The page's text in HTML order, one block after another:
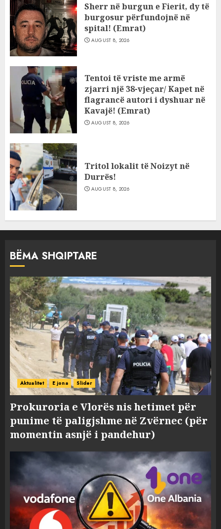
Sherr në burgun e Fierit, dy të
burgosur përfundojnë në
spital! (Emrat)
AUGUST 8, 2026
Tentoi të vriste me armë
zjarri një 38-vjeçar/ Kapet në
flagrancë autori i dyshuar në
Kavajë! (Emrat)
AUGUST 8, 2026
Tritol lokalit të Noizyt në
Durrës!
AUGUST 8, 2026
BËMA SHQIPTARE
Aktualitet E jona Slider
Prokuroria e Vlorës nis hetimet për
punime të paligjshme në Zvërnec (për
momentin asnjë i pandehur)